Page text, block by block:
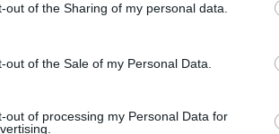
out of the Sharing of my personal data.
out of the Sale of my Personal Data.
out of processing my Personal Data for